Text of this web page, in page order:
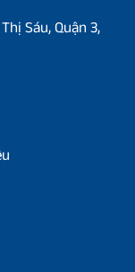
Sáu, Quận 3,